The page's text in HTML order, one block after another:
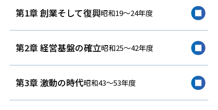
第1章 創業そして復興昭和19～24年度
第2章 経営基盤の確立昭和25～42年度
第3章 激動の時代昭和43～53年度